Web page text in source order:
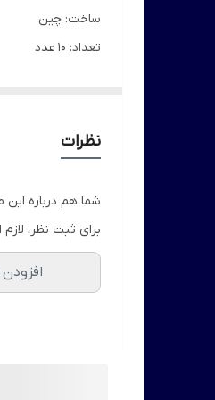
ساخت: چین
تعداد: 10 عدد
قابلیت برش دارد
جهت تزیین دریچه
نظرات
شما هم درباره
برای ثبت نظر،
افزودن